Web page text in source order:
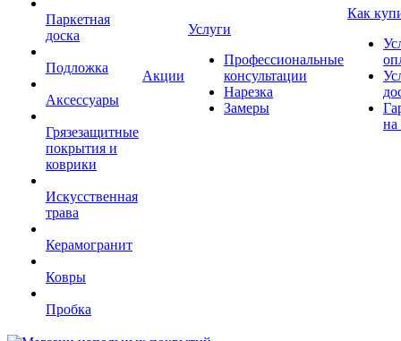
Паркетная
доска
Подложка
Аксессуары
Грязезащитные
покрытия и
коврики
Искусственная
трава
Керамогранит
Ковры
Пробка
Акции
Услуги
Профессиональные
консультации
Нарезка
Замеры
Как
на